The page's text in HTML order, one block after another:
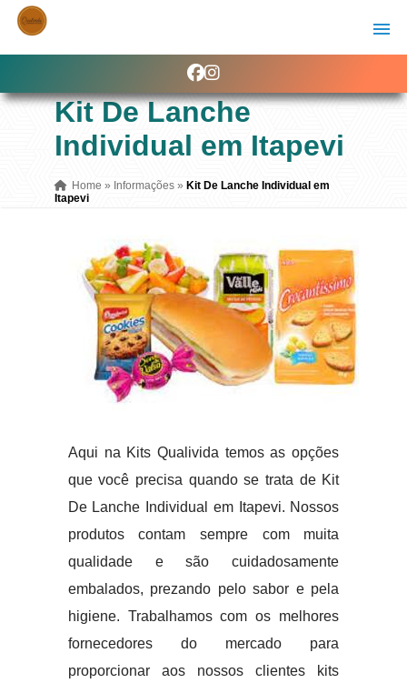
Kit De Lanche
Individual em Itapevi
Home » Informações » Kit De Lanche Individual em
Itapevi
Aqui na Kits Qualivida temos as opções
que você precisa quando se trata de Kit
De Lanche Individual em Itapevi. Nossos
produtos contam sempre com muita
qualidade e são cuidadosamente
embalados, prezando pelo sabor e pela
higiene. Trabalhamos com os melhores
fornecedores do mercado para
proporcionar aos nossos clientes kits